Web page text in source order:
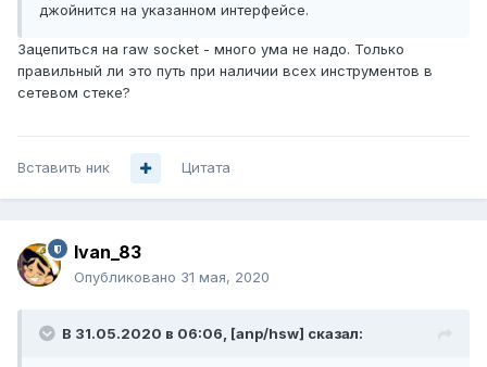
джойнится на указанном интерфейсе.
Зацепиться на raw socket - много ума не надо. Только
правильный ли это путь при наличии всех инструментов в
сетевом стеке?
Вставить ник Цитата
Ivan_83
Опубликовано 31 мая, 2020
В 31.05.2020 в 06:06, [anp/hsw] сказал: